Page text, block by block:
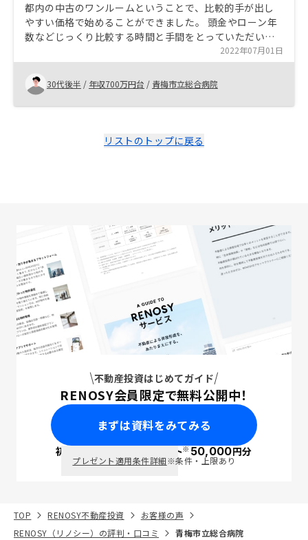
都内の中古のワンルームということで、比較的手が出し
やすい価格で始めることができました。 頭金やローン年
数などじっくり比較する時間と手間をとっていただいた
地点。本番はこれからですが、これまでの面倒な手続き
等はほぼおまかせ状態です。急な休みなど取れない状況
で、面談や書類作成など臨機応変に対応してくださいま
した。 今後の運用における手助けにも期待しておりま
2022年07月01日
30代後半 / 年収700万円台 / 青梅市立総合病院
リストのトップに戻る
不動産投資はじめてガイド
RENOSY会員限定で無料公開中！
まずは資料をみてみる
初回面談で ポイント※50,000円分
プレゼント適用条件詳細※条件・上限あり
TOP RENOSY不動産投資
お客様の声
RENOSY（リノシー）の評判・口コミ
青梅市立総合病院